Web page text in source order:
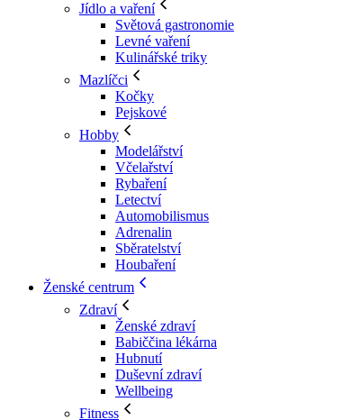
Jídlo a vaření
Světová gastronomie
Levné vaření
Kulinářské triky
Mazlíčci
Kočky
Pejskové
Hobby
Modelářství
Včelařství
Rybaření
Letectví
Automobilismus
Adrenalin
Sběratelství
Houbaření
Ženské centrum
Zdraví
Ženské zdraví
Babiččina lékárna
Hubnutí
Duševní zdraví
Wellbeing
Fitness